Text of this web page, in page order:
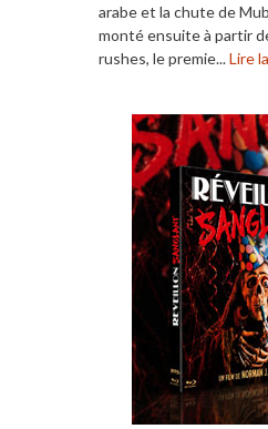
arabe et la chute de
monté ensuite à partir
rushes, le premie...Lire